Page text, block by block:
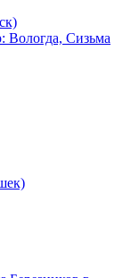
Вологда, Сизьма